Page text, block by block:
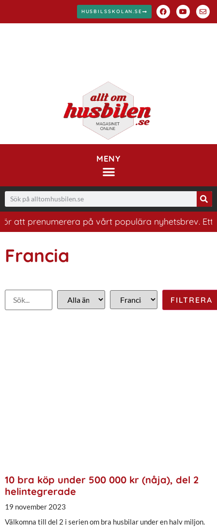
HUSBILSSKOLAN.SE
MENY
att prenumerera på vårt populära nyhetsbrev. Ett
Francia
10 bra köp under 500 000 kr (nåja), del 2
helintegrerade
19 november 2023
Välkomna till del 2 i serien om bra husbilar under en halv miljon.